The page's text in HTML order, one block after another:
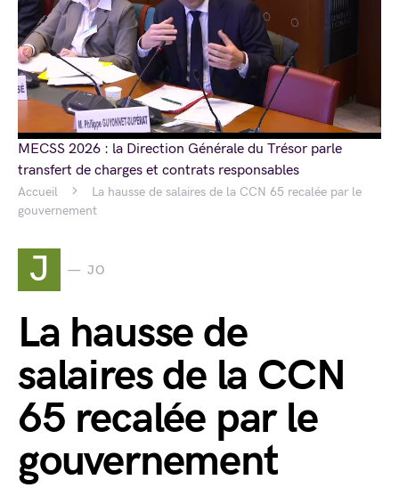
Accueil
La hausse de salaires de la CCN 65 recalée par le
gouvernement
J JO
La hausse de
salaires de la CCN
65 recalée par le
gouvernement
MECSS 2026 : la Direction Générale du Trésor parle
transfert de charges et contrats responsables